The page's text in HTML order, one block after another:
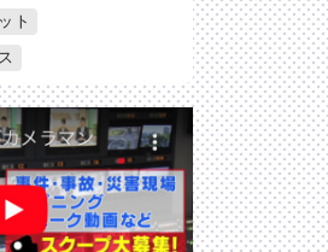
ト